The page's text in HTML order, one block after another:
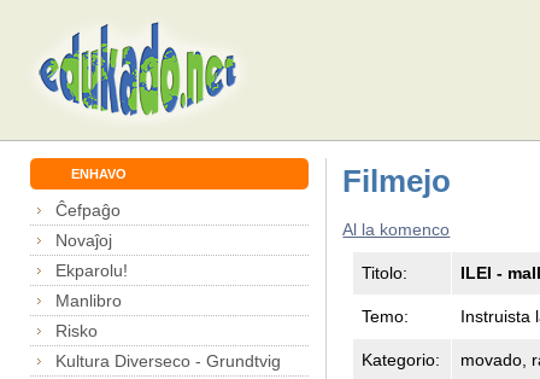
ENHAVO
Ĉefpaĝo
Novaĵoj
Ekparolu!
Manlibro
Risko
Kultura Diverseco - Grundtvig
Filmejo
Al la komenco
Titolo: ILEI -
Temo: Instruista
Kategorio: movado,